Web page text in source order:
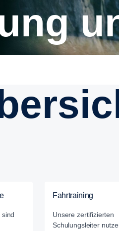
Fahrtraining
Unsere zertifizierten
Schulungsleiter